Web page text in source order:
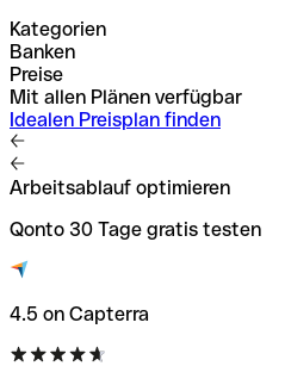
Kategorien
Banken
Preise
Mit allen Plänen verfügbar
Idealen Preisplan finden
Arbeitsablauf optimieren
Qonto 30 Tage gratis testen
4.5 on Capterra